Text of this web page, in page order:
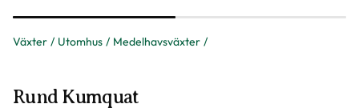
Växter Utomhus Medelhavsväxter
Rund Kumquat